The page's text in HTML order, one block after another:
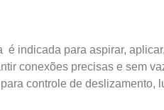
é indicada para aspirar,
conexões precisas e sem
controle de